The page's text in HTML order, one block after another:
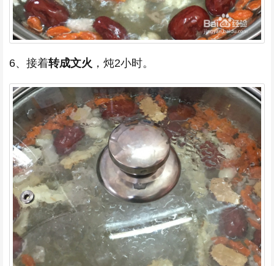
6、接着转成文火 ，炖2小时。